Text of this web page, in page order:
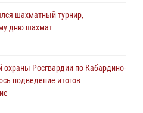
граждан на южном
Росгвардии Героя России
с заместителем полномочного
Федерации в Северо-
Виталием Кузнецовым
шахматный турнир,
дню шахмат
охраны Росгвардии по Кабардино-
подведение итогов